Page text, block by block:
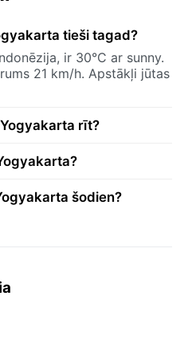
tieši tagad?
ir 30°C ar sunny.
21 km/h. Apstākļi jūtas
rīt?
šodien?